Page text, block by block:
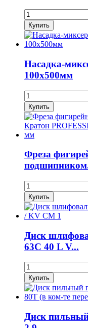
Насадка-
100х500мм
Фреза
Диск
63С 40 L V...
Диск